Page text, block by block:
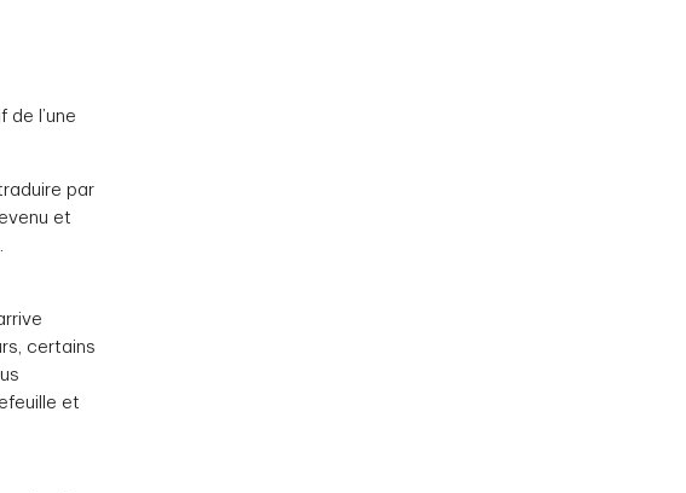
l’une
par
et
certains
et